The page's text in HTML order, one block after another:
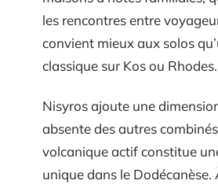
les rencontres entre
convient mieux aux solos
classique sur Kos ou Rhodes.
Nisyros ajoute une
absente des autres
volcanique actif constitue
unique dans le Dodécanèse.